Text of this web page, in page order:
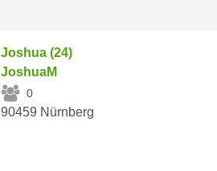
Joshua (24)
JoshuaM
0
90459 Nürnberg